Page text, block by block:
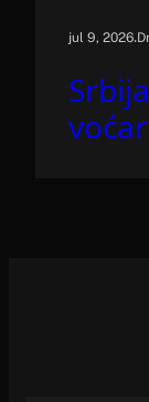
jul 9, 2026.